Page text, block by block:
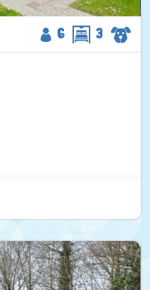
6 3